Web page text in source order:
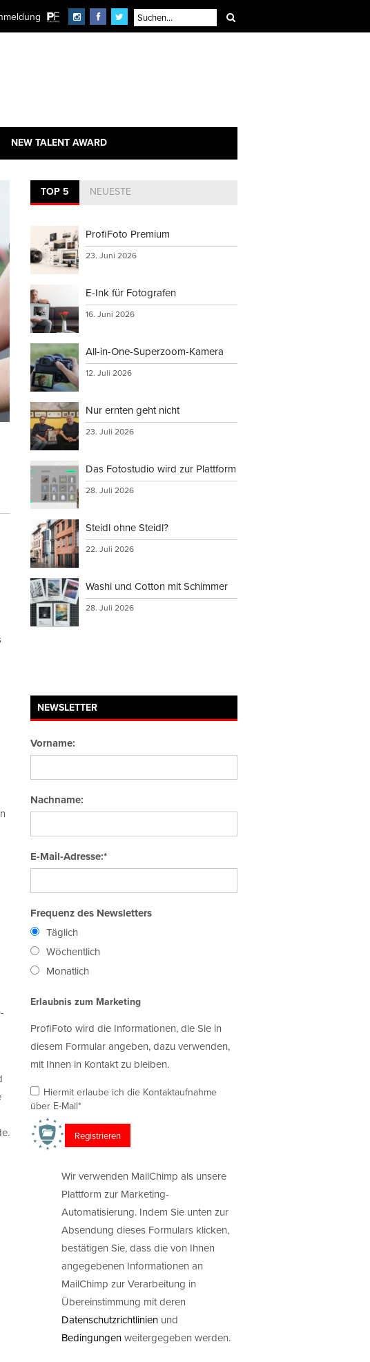
NEW TALENT AWARD
TOP 5 NEUESTE
ProfiFoto Premium
23. Juni 2026
E-Ink für Fotografen
16. Juni 2026
All-in-One-Superzoom-Kamera
12. Juli 2026
Nur ernten geht nicht
23. Juli 2026
Das Fotostudio wird zur Plattform
28. Juli 2026
Steidl ohne Steidl?
22. Juli 2026
Washi und Cotton mit Schimmer
28. Juli 2026
NEWSLETTER
Vorname:
Nachname:
E-Mail-Adresse:*
Frequenz des Newsletters
Täglich
Wöchentlich
Monatlich
Erlaubnis zum Marketing
ProfiFoto wird die Informationen, die Sie in
diesem Formular angeben, dazu verwenden,
mit Ihnen in Kontakt zu bleiben.
Hiermit erlaube ich die Kontaktaufnahme
über E-Mail*
Wir verwenden MailChimp als unsere
Plattform zur Marketing-
Automatisierung. Indem Sie unten zur
Absendung dieses Formulars klicken,
bestätigen Sie, dass die von Ihnen
angegebenen Informationen an
MailChimp zur Verarbeitung in
Übereinstimmung mit deren
Datenschutzrichtlinien und
Bedingungenweitergegeben werden.
und Fototechnik
dazu verwenden,
Formulars
Informationen an
werden.